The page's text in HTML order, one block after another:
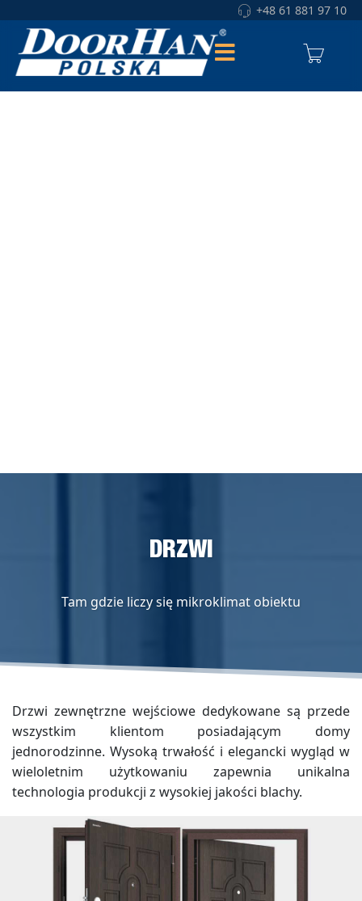
+48 61 881 97 10
DRZWI
Tam gdzie liczy się mikroklimat obiektu
Drzwi zewnętrzne wejściowe dedykowane są przede
wszystkim klientom posiadającym domy
jednorodzinne. Wysoką trwałość i elegancki wygląd w
wieloletnim użytkowaniu zapewnia unikalna
technologia produkcji z wysokiej jakości blachy.